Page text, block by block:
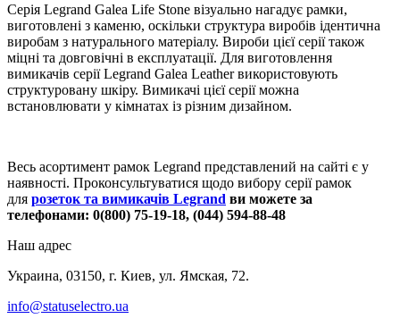
Серія Legrand Galea Life Stone візуально нагадує рамки,
виготовлені з каменю, оскільки структура виробів ідентична
виробам з натурального матеріалу. Вироби цієї серії також
міцні та довговічні в експлуатації. Для виготовлення
вимикачів серії Legrand Galea Leather використовують
структуровану шкіру. Вимикачі цієї серії можна
встановлювати у кімнатах із різним дизайном.
Весь асортимент рамок Legrand представлений на сайті є у
наявності. Проконсультуватися щодо вибору серії рамок
для розеток та вимикачів Legrand ви можете за
телефонами: 0(800) 75-19-18, (044) 594-88-48
Наш адрес
Украина, 03150, г. Киев, ул. Ямская, 72.
info@statuselectro.ua